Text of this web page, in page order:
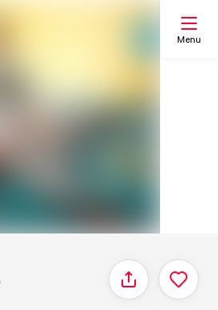
Menu
Delen